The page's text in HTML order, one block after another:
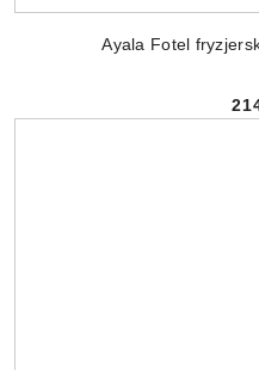
Ayala Fotel